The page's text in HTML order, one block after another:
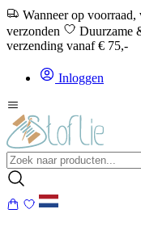
Wanneer op
verzonden
Duurzame
verzending vanaf € 75,-
Inloggen